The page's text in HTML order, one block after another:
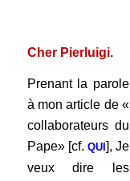
Cher Pierluigi.
Prenant la parole
à mon article de «
collaborateurs du
Pape» [cf.QUI ], Je
veux dire les